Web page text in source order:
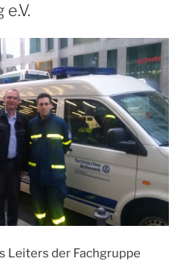
Leiters der Fachgruppe